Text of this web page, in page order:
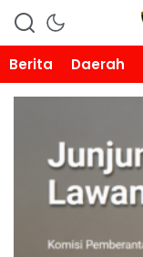
Berita
Daerah